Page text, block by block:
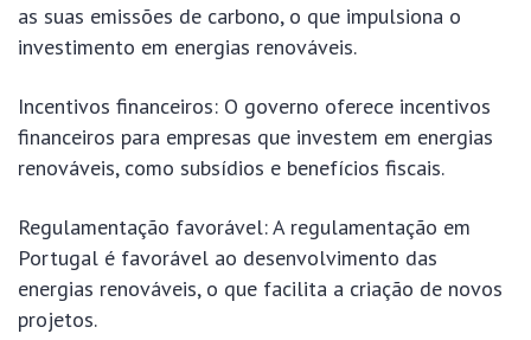
as suas emissões de carbono, o que impulsiona o
investimento em energias renováveis.
Incentivos financeiros: O governo oferece incentivos
financeiros para empresas que investem em energias
renováveis, como subsídios e benefícios fiscais.
Regulamentação favorável: A regulamentação em
Portugal é favorável ao desenvolvimento das
energias renováveis, o que facilita a criação de novos
projetos.